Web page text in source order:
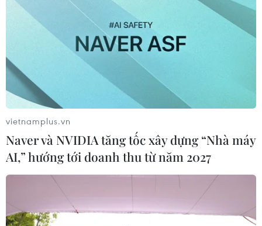
điệu múa dâng hoa cực kỳ tinh xảo.
vietnamplus.vn
Naver và NVIDIA tăng tốc xây dựng “Nhà máy
AI,” hướng tới doanh thu từ năm 2027